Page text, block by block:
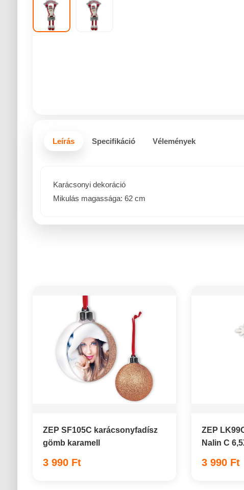
Leírás Specifikáció Vélemények
Karácsonyi dekoráció
Mikulás magassága: 62 cm
ZEP SF105C karácsonyfadísz
gömb karamell
3 990 Ft
ZEP
Nalin C
3 990 Ft